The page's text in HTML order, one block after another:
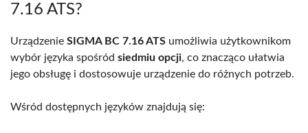
7.16 ATS?
Urządzenie SIGMA BC 7.16 ATS umożliwia użytkownikom
wybór języka spośród siedmiu opcji, co znacząco ułatwia
jego obsługę i dostosowuje urządzenie do różnych potrzeb.
Wśród dostępnych języków znajdują się: